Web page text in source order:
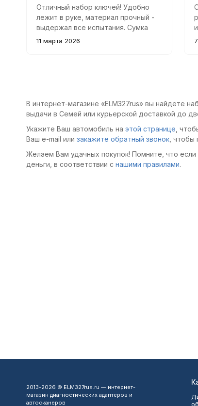
Отличный набор ключей! Удобно
лежит в руке, материал прочный -
выдержал все испытания. Сумка
компактная, удобно хранить и
11 марта 2026
В интернет-магазине «ELM327rus» вы найдете
выдачи в Семей или курьерской доставкой до
Укажите Ваш автомобиль на этой странице ,
Ваш e-mail или закажите обратный звонок, чтобы
Желаем Вам удачных покупок! Помните, что
деньги, в соответствии с нашими правилами.
2013-2026 © ELM327rus.ru — интернет-
магазин диагностических адаптеров и
автосканеров